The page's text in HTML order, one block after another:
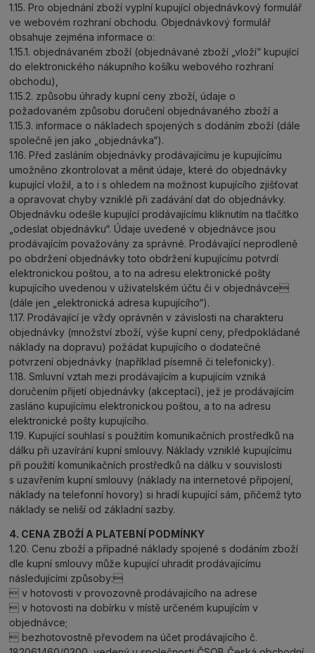
1.15. Pro objednání zboží vyplní kupující objednávkový formulář
ve webovém rozhraní obchodu. Objednávkový formulář
obsahuje zejména informace o:
1.15.1. objednávaném zboží (objednávané zboží „vloží“ kupující
do elektronického nákupního košíku webového rozhraní
obchodu),
1.15.2. způsobu úhrady kupní ceny zboží, údaje o
požadovaném způsobu doručení objednávaného zboží a
1.15.3. informace o nákladech spojených s dodáním zboží (dále
společně jen jako „objednávka“).
1.16. Před zasláním objednávky prodávajícímu je kupujícímu
umožněno zkontrolovat a měnit údaje, které do objednávky
kupující vložil, a to i s ohledem na možnost kupujícího zjišťovat
a opravovat chyby vzniklé při zadávání dat do objednávky.
Objednávku odešle kupující prodávajícímu kliknutím na tlačítko
„odeslat objednávku“. Údaje uvedené v objednávce jsou
prodávajícím považovány za správné. Prodávající neprodleně
po obdržení objednávky toto obdržení kupujícímu potvrdí
elektronickou poštou, a to na adresu elektronické pošty
kupujícího uvedenou v uživatelském účtu či v objednávce
(dále jen „elektronická adresa kupujícího“).
1.17. Prodávající je vždy oprávněn v závislosti na charakteru
objednávky (množství zboží, výše kupní ceny, předpokládané
náklady na dopravu) požádat kupujícího o dodatečné
potvrzení objednávky (například písemně či telefonicky).
1.18. Smluvní vztah mezi prodávajícím a kupujícím vzniká
doručením přijetí objednávky (akceptací), jež je prodávajícím
zasláno kupujícímu elektronickou poštou, a to na adresu
elektronické pošty kupujícího.
1.19. Kupující souhlasí s použitím komunikačních prostředků na
dálku při uzavírání kupní smlouvy. Náklady vzniklé kupujícímu
při použití komunikačních prostředků na dálku v souvislosti
s uzavřením kupní smlouvy (náklady na internetové připojení,
náklady na telefonní hovory) si hradí kupující sám, přičemž tyto
náklady se neliší od základní sazby.
4. CENA ZBOŽÍ A PLATEBNÍ PODMÍNKY
1.20. Cenu zboží a případné náklady spojené s dodáním zboží
dle kupní smlouvy může kupující uhradit prodávajícímu
následujícími způsoby:
 v hotovosti v provozovně prodávajícího na adrese
 v hotovosti na dobírku v místě určeném kupujícím v
objednávce;
 bezhotovostně převodem na účet prodávajícího č.